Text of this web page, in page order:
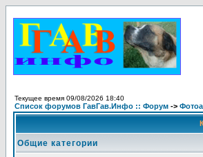
Текущее время 09/08/2026 18:40
Список форумов ГавГав.Инфо :: Форум ->
Общие категории